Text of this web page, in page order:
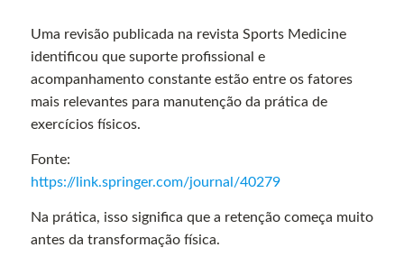
Uma revisão publicada na revista Sports Medicine
identificou que suporte profissional e
acompanhamento constante estão entre os fatores
mais relevantes para manutenção da prática de
exercícios físicos.
Fonte:
https://link.springer.com/journal/40279
Na prática, isso significa que a retenção começa muito
antes da transformação física.